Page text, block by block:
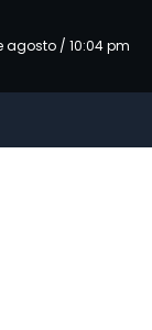
agosto / 10:04 pm